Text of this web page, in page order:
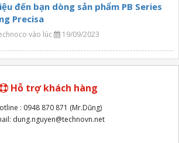
đến bạn dòng sản phẩm PB Series
Precisa
vào lúc 19/09/2023
Hỗ trợ khách hàng
: 0948 870 871 (Mr.Dũng)
dung.nguyen@technovn.net